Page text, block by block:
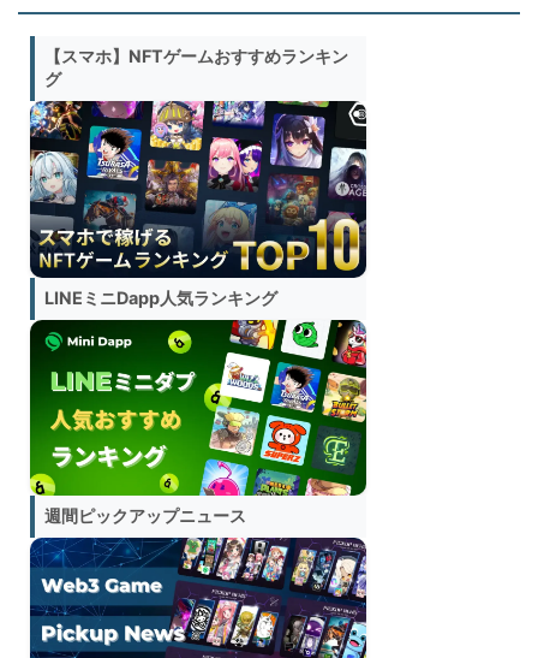
【スマホ】NFTゲームおすすめランキン
グ
LINEミニDapp人気ランキング
週間ピックアップニュース